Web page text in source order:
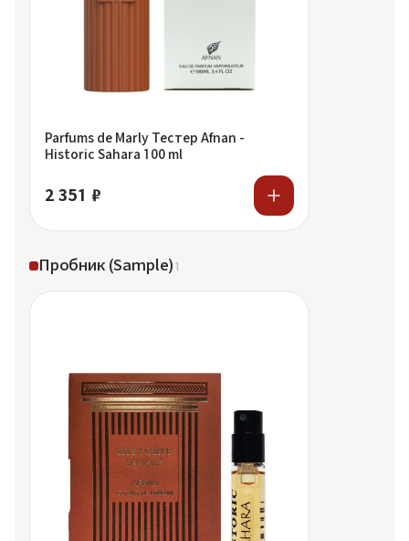
Parfums de Marly Тестер Afnan -
Historic Sahara 100 ml
2 351 ₽
Пробник (Sample)1